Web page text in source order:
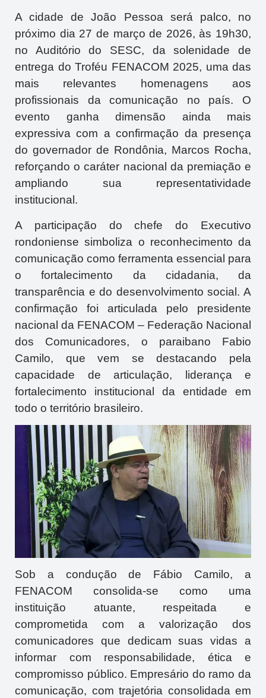
A cidade deJoão Pessoa será palco, no
próximo dia 27 de março de 2026, às 19h30,
no Auditório do SESC, da solenidade de
entrega do Troféu FENACOM 2025, uma das
mais relevantes homenagens aos
profissionais da comunicação no país. O
evento ganha dimensão ainda mais
expressiva com a confirmação da presença
do governador de Rondônia, Marcos Rocha,
reforçando o caráter nacional da premiação e
ampliando sua representatividade
institucional.
A participação do chefe do Executivo
rondoniense simboliza o reconhecimento da
comunicação como ferramenta essencial para
o fortalecimento da cidadania, da
transparência e do desenvolvimento social. A
confirmação foi articulada pelo presidente
nacional da FENACOM – Federação Nacional
dos Comunicadores, o paraibano Fabio
Camilo, que vem se destacando pela
capacidade de articulação, liderança e
fortalecimento institucional da entidade em
todo o território brasileiro.
Sob a condução de Fábio Camilo, a
FENACOM consolida-se como uma
instituição atuante, respeitada e
comprometida com a valorização dos
comunicadores que dedicam suas vidas a
informar com responsabilidade, ética e
compromisso público. Empresário do ramo da
comunicação, com trajetória consolidada em